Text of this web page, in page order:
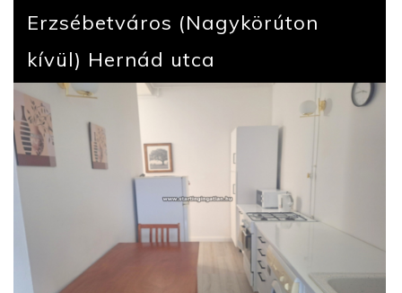
Erzsébetváros (Nagykörúton
kívül) Hernád utca